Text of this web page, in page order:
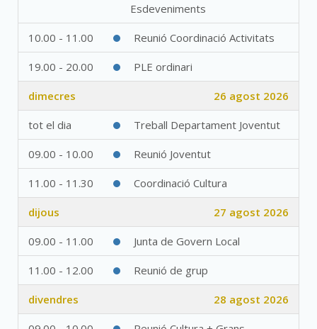
Esdeveniments
10.00 - 11.00 Reunió Coordinació Activitats
19.00 - 20.00 PLE ordinari
dimecres 26 agost 2026
tot el dia Treball Departament Joventut
09.00 - 10.00 Reunió Joventut
11.00 - 11.30 Coordinació Cultura
dijous 27 agost 2026
09.00 - 11.00 Junta de Govern Local
11.00 - 12.00 Reunió de grup
divendres 28 agost 2026